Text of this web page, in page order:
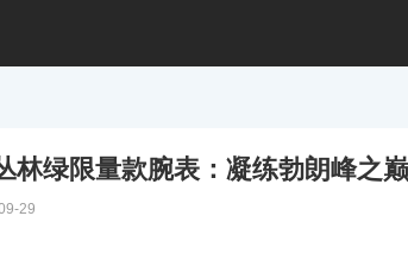
林绿限量款腕表：凝练勃朗峰之
29